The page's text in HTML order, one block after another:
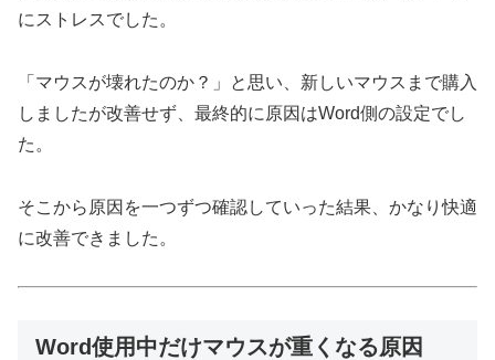
にストレスでした。
「マウスが壊れたのか？」と思い、新しいマウスまで購入
しましたが改善せず、最終的に原因はWord側の設定でし
た。
そこから原因を一つずつ確認していった結果、かなり快適
に改善できました。
Word使用中だけマウスが重くなる原因